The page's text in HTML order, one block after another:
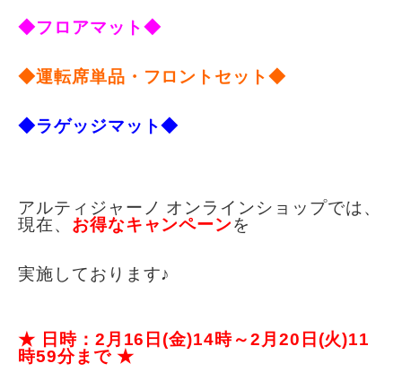
◆フロアマット◆
◆運転席単品・フロントセット◆
◆ラゲッジマット◆
アルティジャーノ オンラインショップでは、
現在、 お得なキャンペーンを
実施しております♪
★ 日時： 2月16 日(金)14時～2月20日(火)11
時59分まで ★